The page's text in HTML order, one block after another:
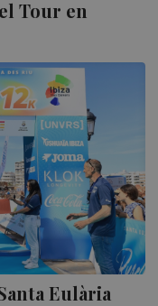
Tour en
Eulària